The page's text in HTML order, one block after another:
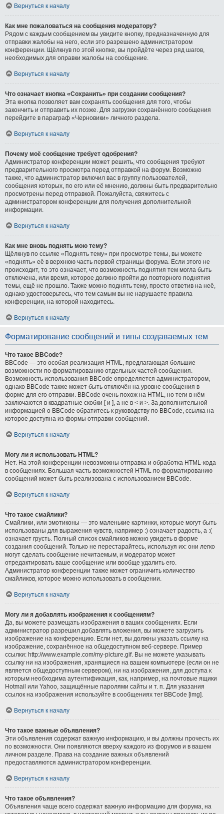
Вернуться к началу
Как мне пожаловаться на сообщения модератору?
Рядом с каждым сообщением вы увидите кнопку, предназначенную для
отправки жалобы на него, если это разрешено администратором
конференции. Щёлкнув по этой кнопке, вы пройдёте через ряд шагов,
необходимых для оправки жалобы на сообщение.
Вернуться к началу
Что означает кнопка «Сохранить» при создании сообщения?
Эта кнопка позволяет вам сохранять сообщения для того, чтобы
закончить и отправить их позже. Для загрузки сохранённого сообщения
перейдите в параграф «Черновики» личного раздела.
Вернуться к началу
Почему моё сообщение требует одобрения?
Администратор конференции может решить, что сообщения требуют
предварительного просмотра перед отправкой на форум. Возможно
также, что администратор включил вас в группу пользователей,
сообщения которых, по его или её мнению, должны быть предварительно
просмотрены перед отправкой. Пожалуйста, свяжитесь с
администратором конференции для получения дополнительной
информации.
Вернуться к началу
Как мне вновь поднять мою тему?
Щёлкнув по ссылке «Поднять тему» при просмотре темы, вы можете
«поднять» её в верхнюю часть первой страницы форума. Если этого не
происходит, то это означает, что возможность поднятия тем могла быть
отключена, или время, которое должно пройти до повторного поднятия
темы, ещё не прошло. Также можно поднять тему, просто ответив на неё,
однако удостоверьтесь, что тем самым вы не нарушаете правила
конференции, на которой находитесь.
Вернуться к началу
Форматирование сообщений и типы создаваемых тем
Что такое BBCode?
BBCode — это особая реализация HTML, предлагающая большие
возможности по форматированию отдельных частей сообщения.
Возможность использования BBCode определяется администратором,
однако BBCode также может быть отключён на уровне сообщения в
форме для его отправки. BBCode очень похож на HTML, но теги в нём
заключаются в квадратные скобки [ и ], а не в < и >. За дополнительной
информацией о BBCode обратитесь к руководству по BBCode, ссылка на
которое доступна из формы отправки сообщений.
Вернуться к началу
Могу ли я использовать HTML?
Нет. На этой конференции невозможны отправка и обработка HTML-кода
в сообщениях. Большая часть возможностей HTML по форматированию
сообщений может быть реализована с использованием BBCode.
Вернуться к началу
Что такое смайлики?
Смайлики, или эмотиконы — это маленькие картинки, которые могут быть
использованы для выражения чувств, например :) означает радость, а :(
означает грусть. Полный список смайликов можно увидеть в форме
создания сообщений. Только не перестарайтесь, используя их: они легко
могут сделать сообщение нечитаемым, и модератор может
отредактировать ваше сообщение или вообще удалить его.
Администратор конференции также может ограничить количество
смайликов, которое можно использовать в сообщении.
Вернуться к началу
Могу ли я добавлять изображения к сообщениям?
Да, вы можете размещать изображения в ваших сообщениях. Если
администратор разрешил добавлять вложения, вы можете загрузить
изображение на конференцию. Если нет, вы должны указать ссылку на
изображение, сохранённое на общедоступном веб-сервере. Пример
ссылки: http://www.example.com/my-picture.gif. Вы не можете указывать
ссылку ни на изображения, хранящиеся на вашем компьютере (если он не
является общедоступным сервером), ни на изображения, для доступа к
которым необходима аутентификация, как, например, на почтовые ящики
Hotmail или Yahoo, защищённые паролями сайты и т. п. Для указания
ссылок на изображения используйте в сообщениях тег BBCode [img].
Вернуться к началу
Что такое важные объявления?
Эти объявления содержат важную информацию, и вы должны прочесть их
по возможности. Они появляются вверху каждого из форумов и в вашем
личном разделе. Права на создание важных объявлений
предоставляются администратором конференции.
Вернуться к началу
Что такое объявления?
Объявления чаще всего содержат важную информацию для форума, на